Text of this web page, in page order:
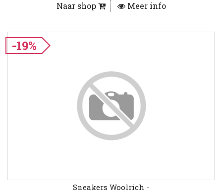
Naar shop Meer info
-19%
Sneakers Woolrich -